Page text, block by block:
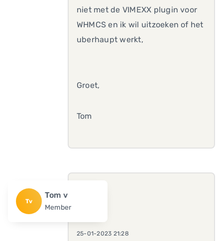
niet met de VIMEXX plugin voor
WHMCS en ik wil uitzoeken of het
uberhaupt werkt,
Groet,
Tom
Tv
Tom v
Member
25-01-2023 21:28